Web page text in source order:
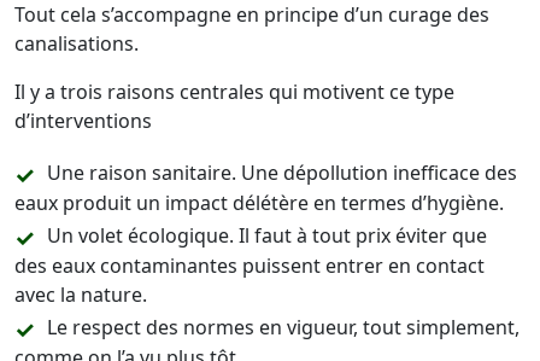
Tout cela s’accompagne en principe d’un curage des
canalisations.
Il y a trois raisons centrales qui motivent ce type
d’interventions
Une raison sanitaire. Une dépollution inefficace des
eaux produit un impact délétère en termes d’hygiène.
Un volet écologique. Il faut à tout prix éviter que
des eaux contaminantes puissent entrer en contact
avec la nature.
Le respect des normes en vigueur, tout simplement,